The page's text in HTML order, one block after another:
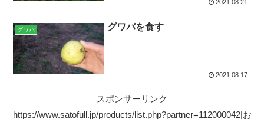
2021.08.21
グワバ グワバを食す
2021.08.17
スポンサーリンク
https://www.satofull.jp/products/list.php?partner=112000042|お